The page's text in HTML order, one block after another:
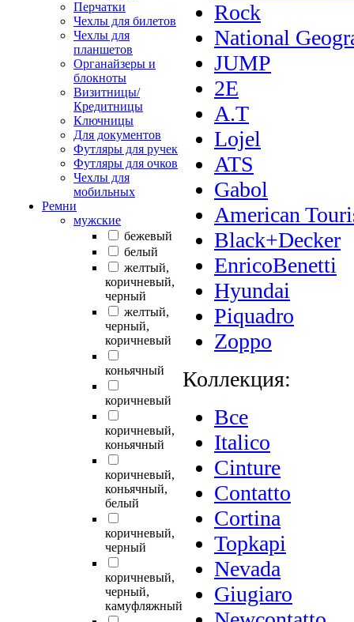
Перчатки
Чехлы для билетов
Чехлы для
планшетов
Органайзеры и
блокноты
Визитницы/
Кредитницы
Ключницы
Для документов
Футляры для ручек
Футляры для очков
Чехлы для
мобильных
Ремни
мужские
бежевый
белый
желтый,
коричневый,
черный
желтый,
черный,
коричневый
коньячный
коричневый
коричневый,
коньячный
коричневый,
коньячный,
белый
коричневый,
черный
коричневый,
черный,
камуфляжный
Rock
National
JUMP
2E
A.T
Lojel
ATS
Gabol
American
Black+Decker
EnricoBenetti
Hyundai
Piquadro
Zoppo
Коллекция:
Все
Italico
Cinture
Contatto
Cortina
Topkapi
Nevada
Giugiaro